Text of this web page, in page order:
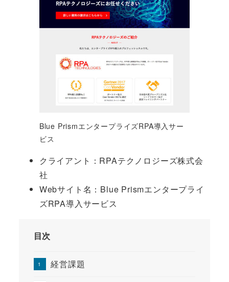
Blue PrismエンタープライズRPA導入サー
ビス
クライアント：RPAテクノロジーズ株式会
社
Webサイト名：Blue Prismエンタープライ
ズRPA導入サービス
目次
経営課題